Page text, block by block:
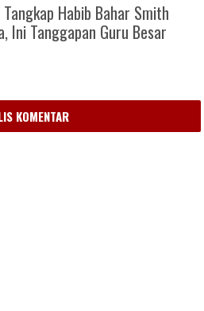
Tangkap Habib Bahar Smith
Ini Tanggapan Guru Besar
KOMENTAR